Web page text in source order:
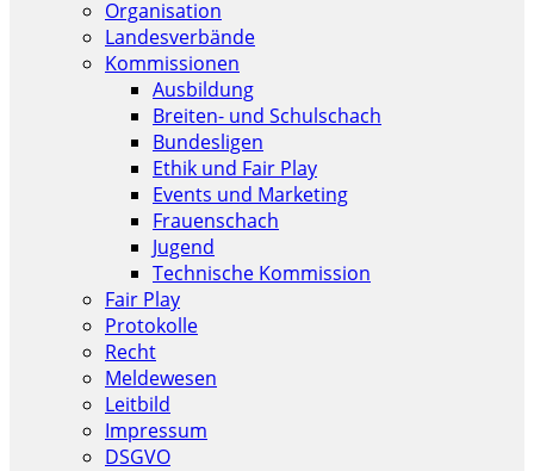
Organisation
Landesverbände
Kommissionen
Ausbildung
Breiten- und Schulschach
Bundesligen
Ethik und Fair Play
Events und Marketing
Frauenschach
Jugend
Technische Kommission
Fair Play
Protokolle
Recht
Meldewesen
Leitbild
Impressum
DSGVO